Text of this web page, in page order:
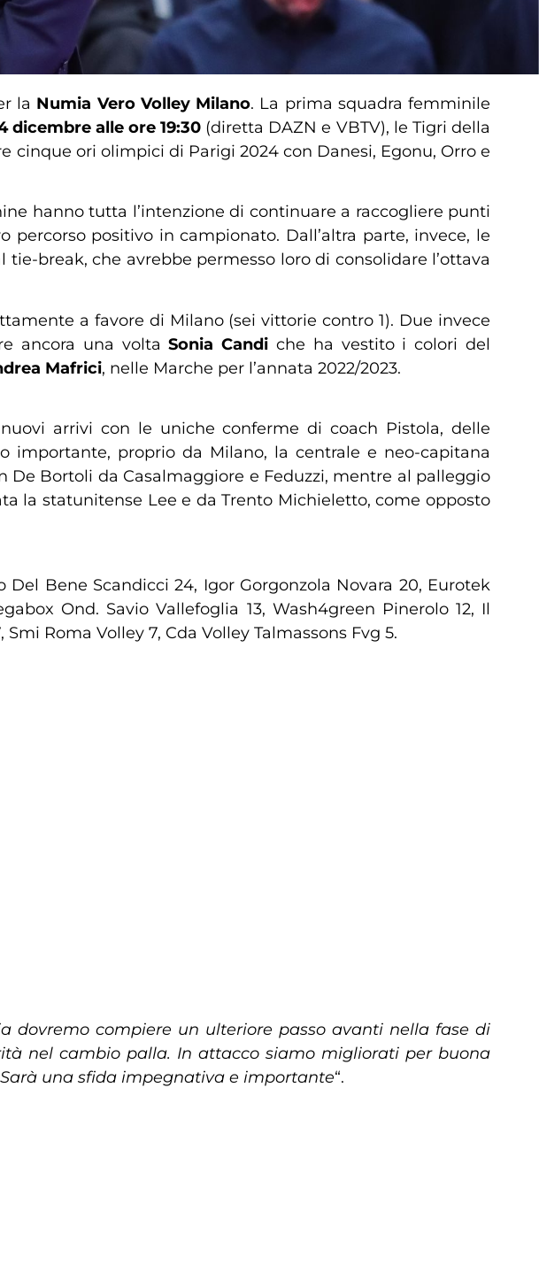
la Numia Vero Volley Milano. La prima squadra femminile
dicembre alle ore 19:30 (diretta DAZN e VBTV), le Tigri della
cinque ori olimpici di Parigi 2024 con Danesi, Egonu, Orro e
hanno tutta l’intenzione di continuare a raccogliere punti
positivo in campionato. Dall’altra parte, invece, le
break, che avrebbe permesso loro di consolidare l’ottava
a favore di Milano (sei vittorie contro 1). Due invece
ancora una voltaSonia Candi che ha vestito i colori del
Mafrici, nelle Marche per l’annata 2022/2023.
arrivi con le uniche conferme di coach Pistola, delle
importante, proprio da Milano, la centrale e neo-capitana
De Bortoli da Casalmaggiore e Feduzzi, mentre al palleggio
la statunitense Lee e da Trento Michieletto, come opposto
Del Bene Scandicci 24, Igor Gorgonzola Novara 20, Eurotek
Ond. Savio Vallefoglia 13, Wash4green Pinerolo 12, Il
Roma Volley 7, Cda Volley Talmassons Fvg 5.
dovremo compiere un ulteriore passo avanti nella fase di
nel cambio palla. In attacco siamo migliorati per buona
una sfida impegnativa e importante“.